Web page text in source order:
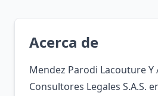
Acerca de
Mendez Parodi Lacouture Y
Consultores Legales S.A.S.